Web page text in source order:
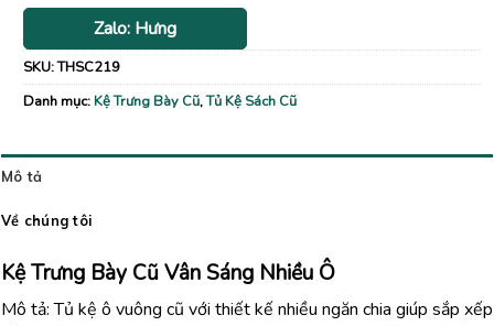
Zalo: Hưng
SKU:THSC219
Danh mục:Kệ Trưng Bày Cũ,Tủ Kệ Sách Cũ
Mô tả
Về chúng tôi
Kệ Trưng Bày Cũ Vân Sáng Nhiều Ô
Mô tả: Tủ kệ ô vuông cũ với thiết kế nhiều ngăn chia giúp sắp xếp